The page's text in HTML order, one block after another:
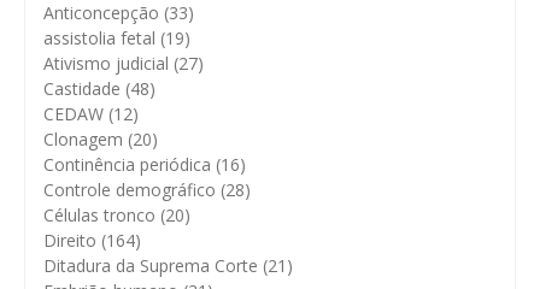
Anticoncepção (33)
assistolia fetal (19)
Ativismo judicial (27)
Castidade (48)
CEDAW (12)
Clonagem (20)
Continência periódica (16)
Controle demográfico (28)
Células tronco (20)
Direito (164)
Ditadura da Suprema Corte (21)